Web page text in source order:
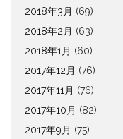
2018年3月 (69)
2018年2月 (63)
2018年1月 (60)
2017年12月 (76)
2017年11月 (76)
2017年10月 (82)
2017年9月 (75)